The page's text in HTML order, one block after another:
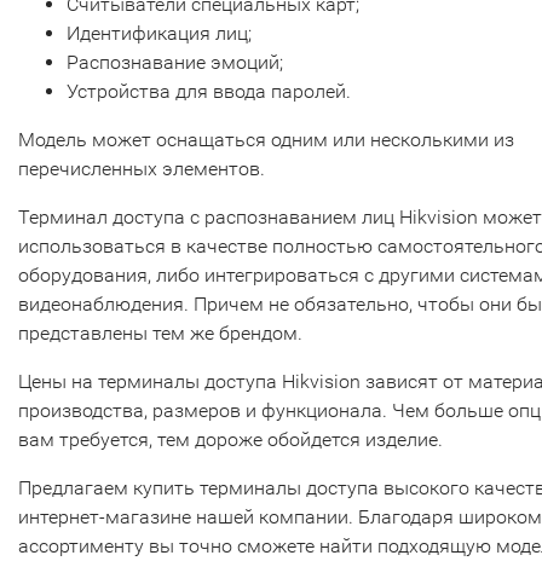
Идентификация лиц;
Распознавание эмоций;
Устройства для ввода паролей.
Модель может оснащаться одним или несколькими из
перечисленных элементов.
Терминал доступа с распознаванием лиц Hikvision может
использоваться в качестве полностью
оборудования, либо интегрироваться с другими
видеонаблюдения. Причем не обязательно, чтобы они
представлены тем же брендом.
Цены на терминалы доступа Hikvision зависят от
производства, размеров и функционала. Чем больше
вам требуется, тем дороже обойдется изделие.
Предлагаем купить терминалы доступа высокого
интернет-магазине нашей компании. Благодаря
ассортименту вы точно сможете найти подходящую